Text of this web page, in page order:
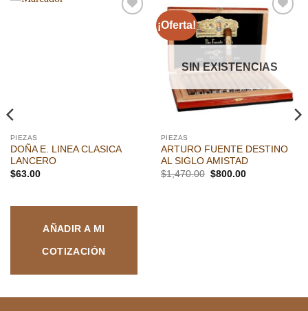
PIEZAS
DOÑA E. LINEA CLASICA
LANCERO
$63.00
AÑADIR A MI
COTIZACIÓN
¡Oferta!
Añadir
lista de
SIN EXISTENCIAS
PIEZAS
ARTURO FUENTE DESTINO
AL SIGLO AMISTAD
$1,470.00 El
$800.00El